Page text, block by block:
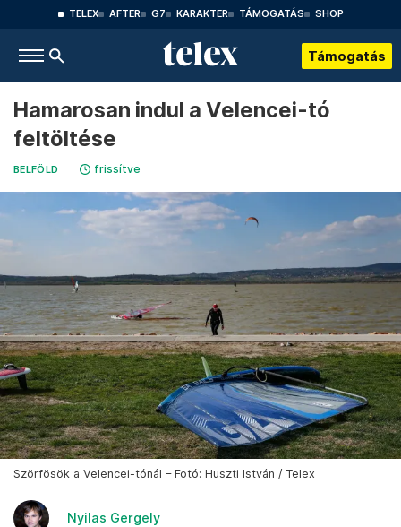
TELEX AFTER G7 KARAKTER TÁMOGATÁS SHOP
Támogatás
Hamarosan indul a Velencei-tó
feltöltése
BELFÖLD frissítve
Szörfösök a Velencei-tónál – Fotó: Huszti István / Telex
Nyilas Gergely